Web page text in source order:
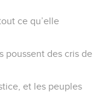
ce qu’elle
poussent des cris de
et les peuples